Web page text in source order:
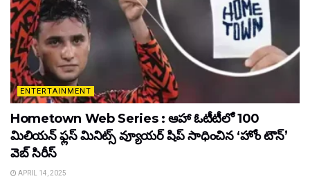
ENTERTAINMENT
Hometown Web Series : ఆహా ఓటీటీలో 100
మిలియన్ ఫ్లస్ మినిట్స్ వ్యూయర్ షిప్ సాధించిన ‘హోం టౌన్’
వెబ్ సిరీస్
APRIL 14, 2025